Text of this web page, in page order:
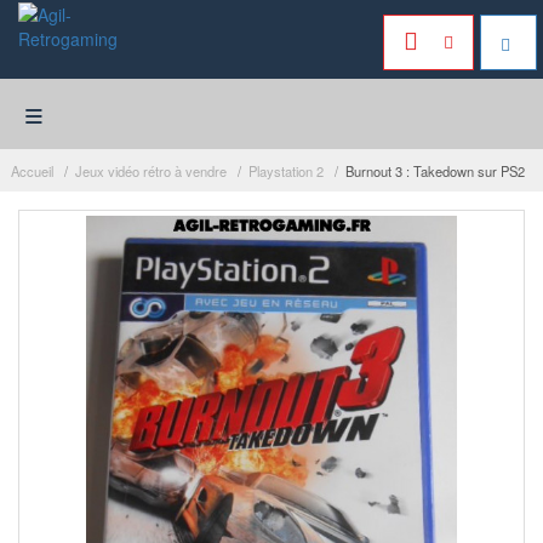
≡
Accueil Jeux vidéo rétro à vendre Playstation 2 Burnout 3 : Takedown sur PS2